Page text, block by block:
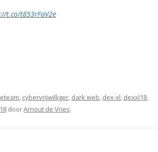
t.co/t853rFaV2e
, cybervrijwilliger, dark web, dex-xl, dexxl18,
doorArnout de Vries.